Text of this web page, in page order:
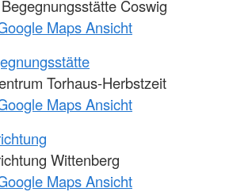
Coswig
Maps Ansicht
Torhaus-Herbstzeit
Maps Ansicht
Wittenberg
Maps Ansicht